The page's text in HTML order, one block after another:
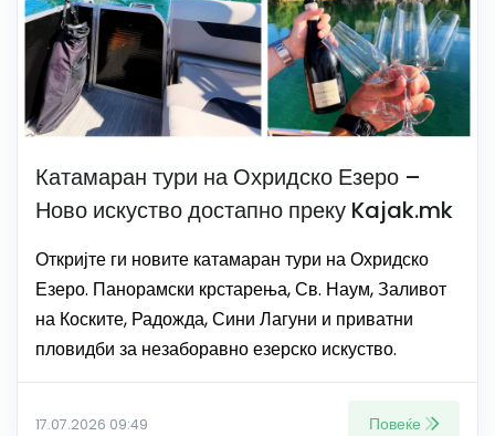
Катамаран тури на Охридско Езеро –
Ново искуство достапно преку Kajak.mk
Откријте ги новите катамаран тури на Охридско
Езеро. Панорамски крстарења, Св. Наум, Заливот
на Коските, Радожда, Сини Лагуни и приватни
пловидби за незаборавно езерско искуство.
17.07.2026 09:49 Повеќе